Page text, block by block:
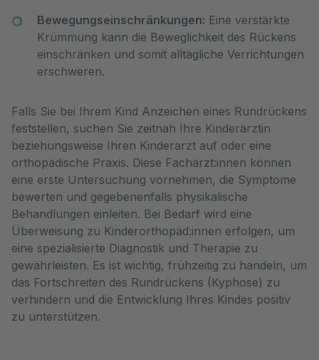
Bewegungseinschränkungen: Eine verstärkte
Krümmung kann die Beweglichkeit des Rückens
einschränken und somit alltägliche Verrichtungen
erschweren.
Falls Sie bei Ihrem Kind Anzeichen eines Rundrückens
feststellen, suchen Sie zeitnah Ihre Kinderärztin
beziehungsweise Ihren Kinderarzt auf oder eine
orthopädische Praxis. Diese Fachärzt:innen können
eine erste Untersuchung vornehmen, die Symptome
bewerten und gegebenenfalls physikalische
Behandlungen einleiten. Bei Bedarf wird eine
Überweisung zu Kinderorthopäd:innen erfolgen, um
eine spezialisierte Diagnostik und Therapie zu
gewährleisten. Es ist wichtig, frühzeitig zu handeln, um
das Fortschreiten des Rundrückens (Kyphose) zu
verhindern und die Entwicklung Ihres Kindes positiv
zu unterstützen.